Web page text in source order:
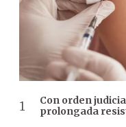
Con orden
prolongada